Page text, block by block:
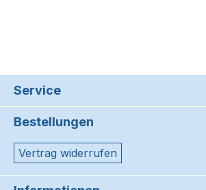
Service
Bestellungen
Vertrag widerrufen